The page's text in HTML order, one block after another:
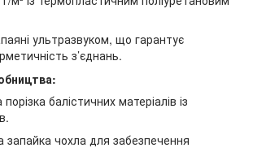
ультразвуком, що гарантує
з’єднань.
балістичних матеріалів із
запайка чохла для забезпечення